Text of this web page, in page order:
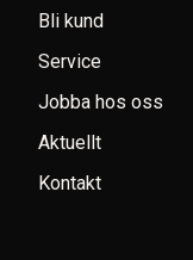
Bli kund
Service
Jobba hos oss
Aktuellt
Kontakt